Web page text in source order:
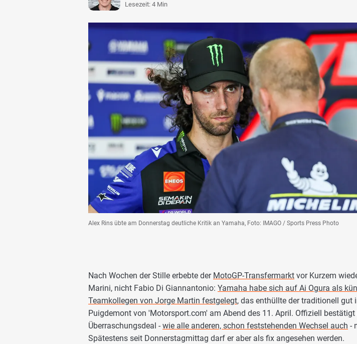
Lesezeit: 4 Min
Alex Rins übte am Donnerstag deutliche Kritik an Yamaha, Foto: IMAGO / Sports Press Photo
Nach Wochen der Stille erbebte der MotoGP-Transfermarkt vor Kurzem
Marini, nicht Fabio Di Giannantonio: Yamaha habe sich auf Ai Ogura als
Teamkollegen von Jorge Martin festgelegt, das enthüllte der traditionell gut
Puigdemont von 'Motorsport.com' am Abend des 11. April. Offiziell bestätigt
Überraschungsdeal - wie alle anderen, schon feststehenden Wechsel auch -
Spätestens seit Donnerstagmittag darf er aber als fix angesehen werden.